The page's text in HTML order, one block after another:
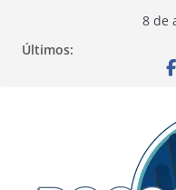
8 de
Últimos: